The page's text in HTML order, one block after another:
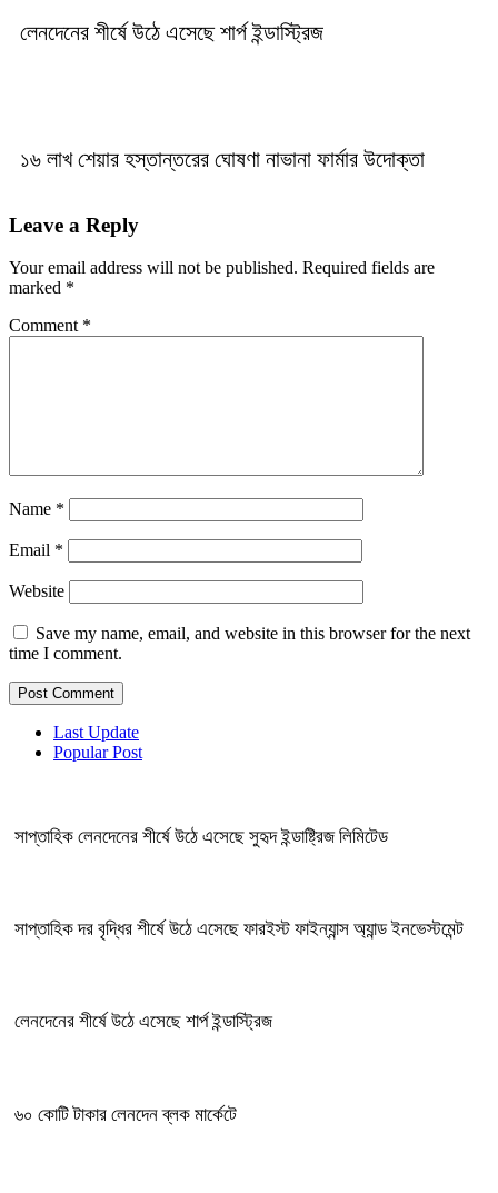
লেনদেনের শীর্ষে উঠে এসেছে শার্প ইন্ডাস্ট্রিজ
১৬ লাখ শেয়ার হস্তান্তরের ঘোষণা নাভানা ফার্মার উদোক্তা
Leave a Reply
Your email address will not be published. Required fields are
marked *
Comment *
Name *
Email *
Website
Save my name, email, and website in this browser for the next
time I comment.
Last Update
Popular Post
সাপ্তাহিক লেনদেনের শীর্ষে উঠে এসেছে সুহৃদ ইন্ডাষ্ট্রিজ লিমিটেড
সাপ্তাহিক দর বৃদ্ধির শীর্ষে উঠে এসেছে ফারইস্ট ফাইন্যান্স অ্যান্ড ইনভেস্টমেন্ট
লেনদেনের শীর্ষে উঠে এসেছে শার্প ইন্ডাস্ট্রিজ
৬০ কোটি টাকার লেনদেন ব্লক মার্কেটে